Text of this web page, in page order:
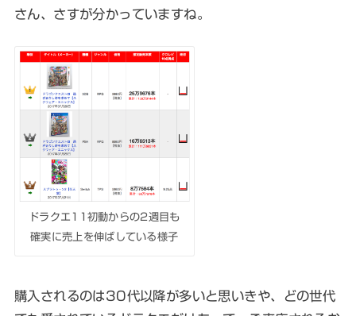
さん、さすが分かっていますね。
ドラクエ11初動からの2週目も
確実に売上を伸ばしている様子
購入されるのは30代以降が多いと思いきや、どの世代